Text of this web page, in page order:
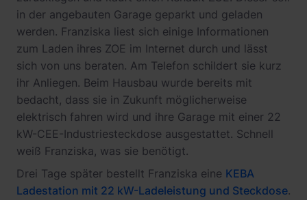
in der angebauten Garage geparkt und geladen
werden. Franziska liest sich einige Informationen
zum Laden ihres ZOE im Internet durch und lässt
sich von uns beraten. Am Telefon schildert sie kurz
ihr Anliegen. Beim Hausbau wurde bereits mit
bedacht, dass sie in Zukunft möglicherweise
elektrisch fahren wird und ihre Garage mit einer 22
kW-CEE-Industriesteckdose ausgestattet. Schnell
weiß Franziska, was sie benötigt.
Drei Tage später bestellt Franziska eine KEBA
Ladestation mit 22 kW-Ladeleistung und Steckdose.